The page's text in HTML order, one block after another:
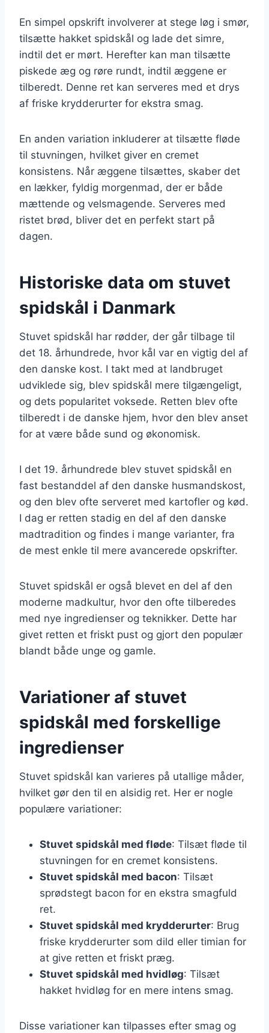
En simpel opskrift involverer at stege løg i smør,
tilsætte hakket spidskål og lade det simre,
indtil det er mørt. Herefter kan man tilsætte
piskede æg og røre rundt, indtil æggene er
tilberedt. Denne ret kan serveres med et drys
af friske krydderurter for ekstra smag.
En anden variation inkluderer at tilsætte fløde
til stuvningen, hvilket giver en cremet
konsistens. Når æggene tilsættes, skaber det
en lækker, fyldig morgenmad, der er både
mættende og velsmagende. Serveres med
ristet brød, bliver det en perfekt start på
dagen.
Historiske data om stuvet
spidskål i Danmark
Stuvet spidskål har rødder, der går tilbage til
det 18. århundrede, hvor kål var en vigtig del af
den danske kost. I takt med at landbruget
udviklede sig, blev spidskål mere tilgængeligt,
og dets popularitet voksede. Retten blev ofte
tilberedt i de danske hjem, hvor den blev anset
for at være både sund og økonomisk.
I det 19. århundrede blev stuvet spidskål en
fast bestanddel af den danske husmandskost,
og den blev ofte serveret med kartofler og kød.
I dag er retten stadig en del af den danske
madtradition og findes i mange varianter, fra
de mest enkle til mere avancerede opskrifter.
Stuvet spidskål er også blevet en del af den
moderne madkultur, hvor den ofte tilberedes
med nye ingredienser og teknikker. Dette har
givet retten et friskt pust og gjort den populær
blandt både unge og gamle.
Variationer af stuvet
spidskål med forskellige
ingredienser
Stuvet spidskål kan varieres på utallige måder,
hvilket gør den til en alsidig ret. Her er nogle
populære variationer:
Stuvet spidskål med fløde: Tilsæt fløde til
stuvningen for en cremet konsistens.
Stuvet spidskål med bacon: Tilsæt
sprødstegt bacon for en ekstra smagfuld
ret.
Stuvet spidskål med krydderurter: Brug
friske krydderurter som dild eller timian for
at give retten et friskt præg.
Stuvet spidskål med hvidløg: Tilsæt
hakket hvidløg for en mere intens smag.
Disse variationer kan tilpasses efter smag og